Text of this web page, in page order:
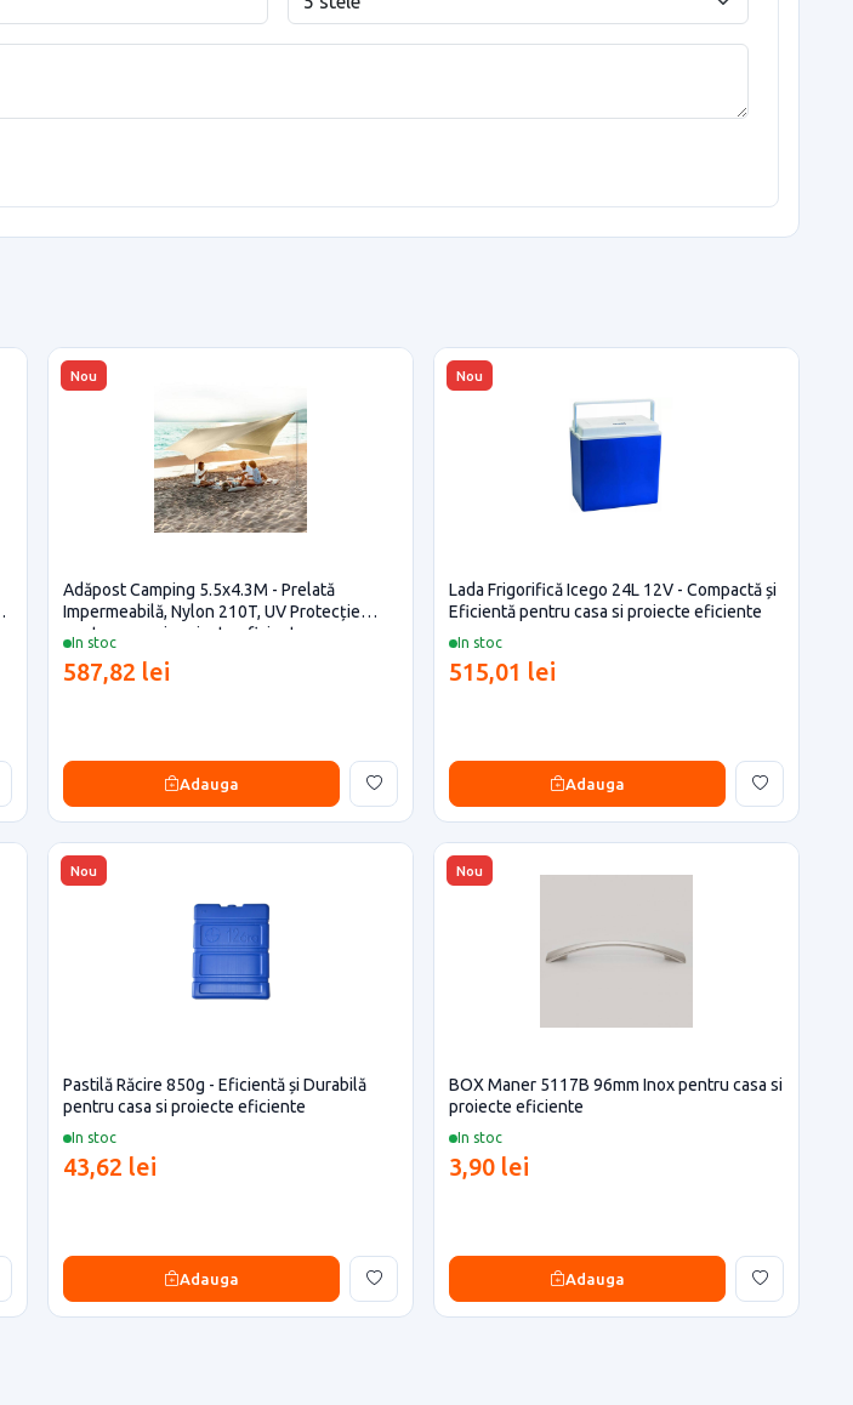
Nou
In stoc
Adăpost Camping 5.5x4.3M - Prelată
Impermeabilă, Nylon 210T, UV Protecție
pentru casa si proiecte eficiente
587,82 lei
Adauga
Nou
In stoc
Lada Frigorifică Icego 24L 12V - Compactă și
Eficientă pentru casa si proiecte eficiente
515,01 lei
Adauga
Nou
In stoc
Pastilă Răcire 850g - Eficientă și Durabilă
pentru casa si proiecte eficiente
43,62 lei
Adauga
Nou
In stoc
BOX Maner 5117B 96mm Inox pentru casa si
proiecte eficiente
3,90 lei
Adauga